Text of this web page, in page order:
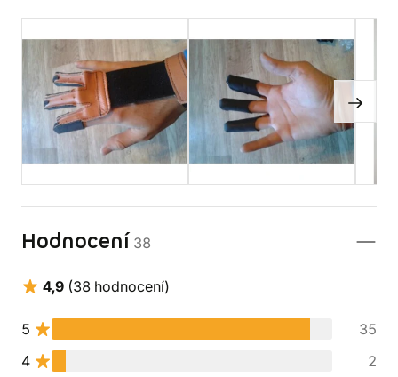
Hodnocení 38
4,9 (38 hodnocení)
5
35
4
2